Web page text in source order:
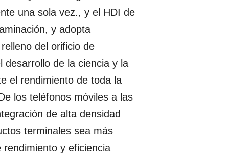
una sola vez., y el HDI de
y adopta
del orificio de
desarrollo de la ciencia y la
el rendimiento de toda la
los teléfonos móviles a las
de alta densidad
terminales sea más
y eficiencia